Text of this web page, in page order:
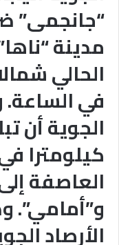
“جانجمى”
مدينة
في
كيلومترا
العاصفة
و”أمامي”.
الأرصاد